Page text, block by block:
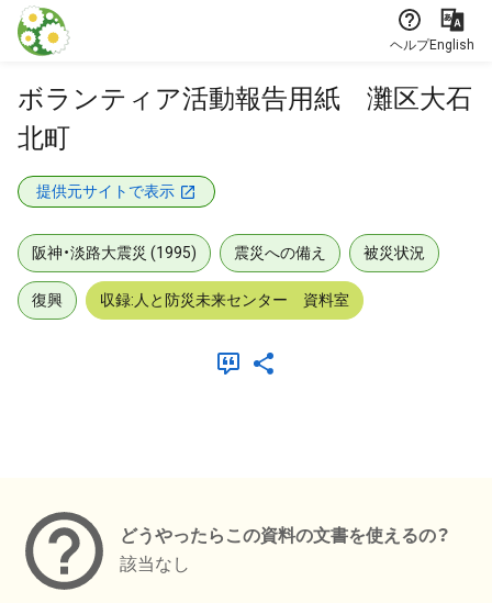
本文に飛ぶ
ヘルプEnglish
ボランティア活動報告用紙 灘区大石
北町
提供元サイトで表示
阪神・淡路大震災 (1995) 震災への備え 被災状況
復興 収録:人と防災未来センター 資料室
どうやったらこの資料の文書を使えるの？
該当なし